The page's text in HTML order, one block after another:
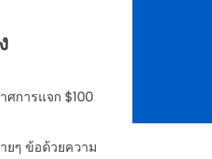
การแจก $100
ๆ ข้อด้วยความ